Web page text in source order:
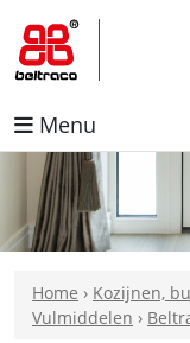
Menu
Home › Kozijnen,
Vulmiddelen ›